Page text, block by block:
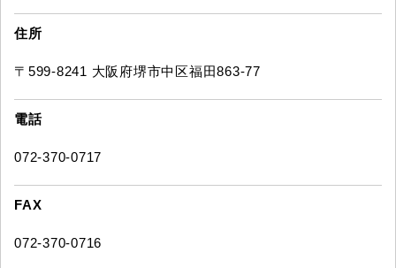
住所
〒599-8241 大阪府堺市中区福田863-77
電話
072-370-0717
FAX
072-370-0716